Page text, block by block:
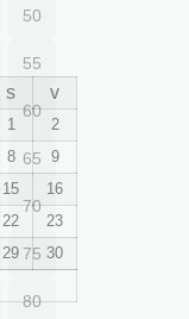
50
55
60
65
70
75
80
s v
1
2
8
9
15
16
22
23
29
30